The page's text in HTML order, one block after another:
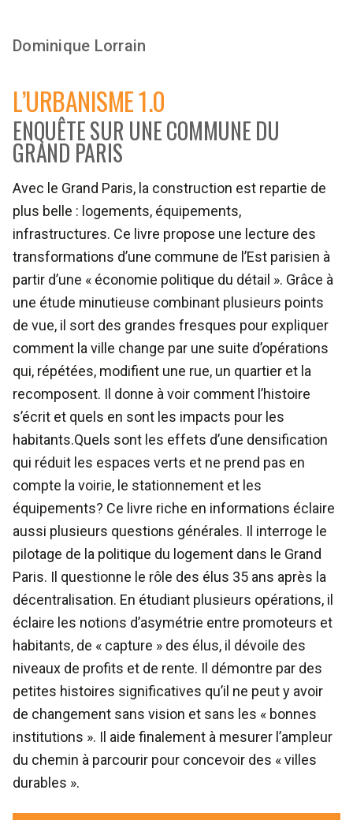
Dominique Lorrain
L’URBANISME 1.0
ENQUÊTE SUR UNE COMMUNE DU
GRAND PARIS
Avec le Grand Paris, la construction est repartie de
plus belle : logements, équipements,
infrastructures. Ce livre propose une lecture des
transformations d’une commune de l’Est parisien à
partir d’une « économie politique du détail ». Grâce à
une étude minutieuse combinant plusieurs points
de vue, il sort des grandes fresques pour expliquer
comment la ville change par une suite d’opérations
qui, répétées, modifient une rue, un quartier et la
recomposent. Il donne à voir comment l’histoire
s’écrit et quels en sont les impacts pour les
habitants.Quels sont les effets d’une densification
qui réduit les espaces verts et ne prend pas en
compte la voirie, le stationnement et les
équipements? Ce livre riche en informations éclaire
aussi plusieurs questions générales. Il interroge le
pilotage de la politique du logement dans le Grand
Paris. Il questionne le rôle des élus 35 ans après la
décentralisation. En étudiant plusieurs opérations, il
éclaire les notions d’asymétrie entre promoteurs et
habitants, de « capture » des élus, il dévoile des
niveaux de profits et de rente. Il démontre par des
petites histoires significatives qu’il ne peut y avoir
de changement sans vision et sans les « bonnes
institutions ». Il aide finalement à mesurer l’ampleur
du chemin à parcourir pour concevoir des « villes
durables ».